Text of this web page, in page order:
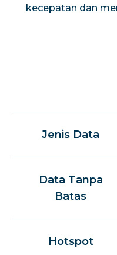
kecepatan dan
Jenis Data
Data Tanpa
Batas
Hotspot